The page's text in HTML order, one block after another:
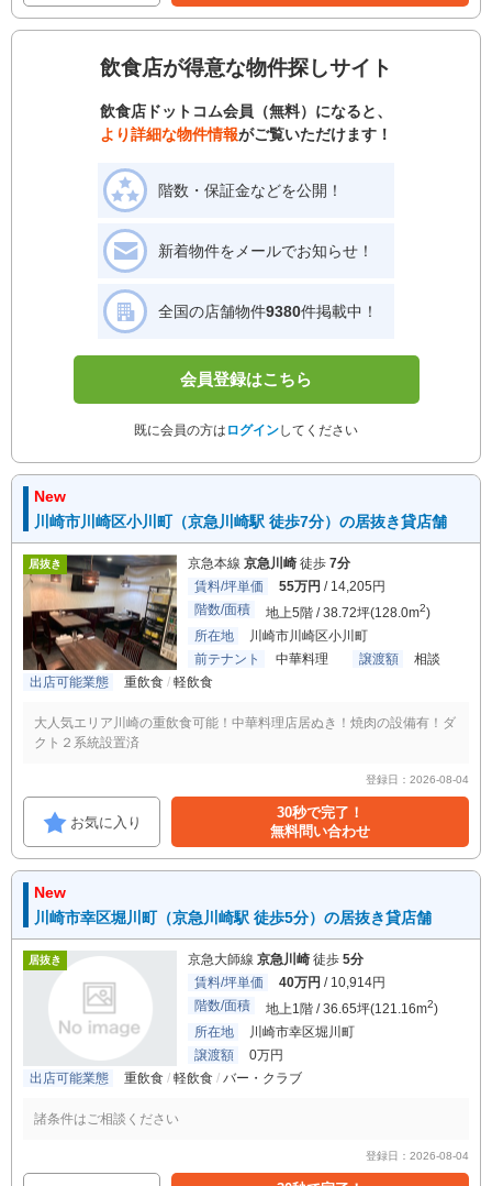
飲食店が得意な物件探しサイト
飲食店ドットコム会員（無料）になると、
より詳細な物件情報がご覧いただけます！
階数・保証金などを公開！
新着物件をメールでお知らせ！
全国の店舗物件9380件掲載中！
会員登録はこちら
既に会員の方は ログインしてください
New
川崎市川崎区小川町（京急川崎駅 徒歩7分）の居抜き貸店舗
居抜き 京急本線 京急川崎 徒歩 7分
賃料/坪単価
55万円 / 14,205円
階数/面積
地上5階 / 38.72坪(128.0m2)
所在地
川崎市川崎区小川町
前テナント
中華料理 譲渡額
相談
出店可能業態
重飲食 軽飲食
大人気エリア川崎の重飲食可能！中華料理店居ぬき！焼肉の設備有！ダ
クト２系統設置済
登録日：2026-08-04
お気に入り
30秒で完了！
無料問い合わせ
New
川崎市幸区堀川町（京急川崎駅 徒歩5分）の居抜き貸店舗
居抜き 京急大師線 京急川崎 徒歩 5分
賃料/坪単価
40万円 / 10,914円
階数/面積
地上1階 / 36.65坪(121.16m2)
所在地
川崎市幸区堀川町
譲渡額
0万円
出店可能業態
重飲食 軽飲食 バー・クラブ
諸条件はご相談ください
登録日：2026-08-04